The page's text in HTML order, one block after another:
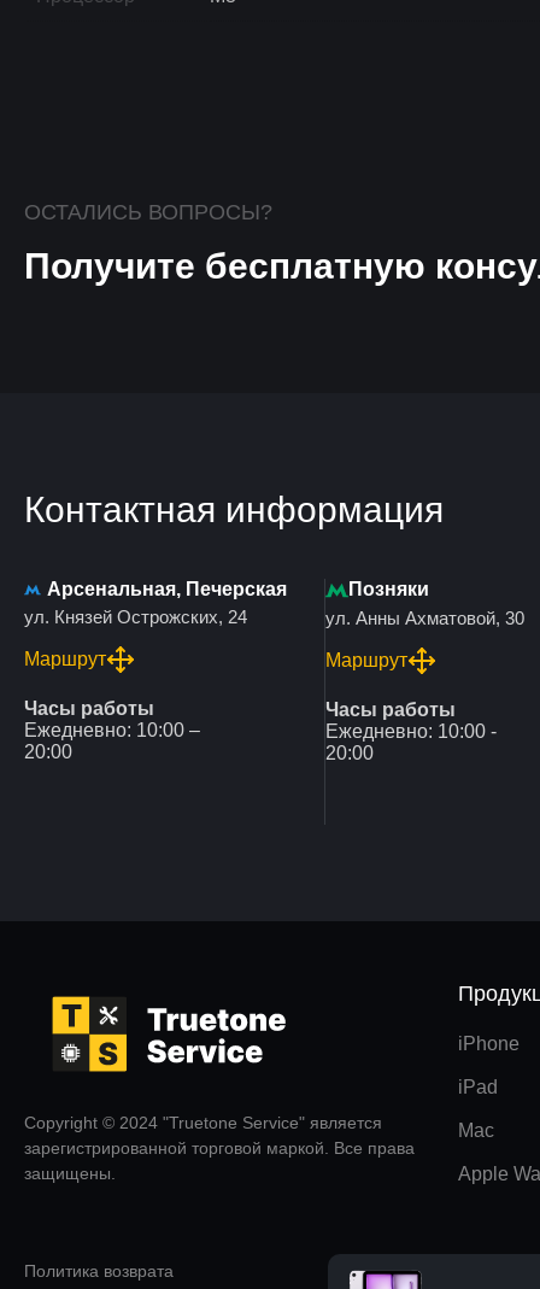
ОСТАЛИСЬ ВОПРОСЫ?
Получите бесплатную
Контактная информация
Арсенальная, Печерская
ул. Князей Острожских, 24
Маршрут
Часы работы
Ежедневно: 10:00 –
20:00
Позняки
ул. Анны Ахматовой, 30
Маршрут
Часы работы
Ежедневно: 10:00 -
20:00
Copyright © 2024 "Truetone Service" является
зарегистрированной торговой маркой. Все права
защищены.
Политика возврата
iPhone
iPad
Mac
Apple